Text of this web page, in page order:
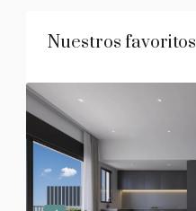
Nuestros favoritos